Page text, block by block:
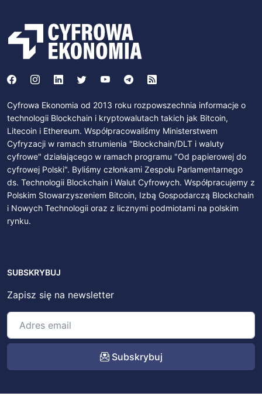
Cyfrowa Ekonomia od 2013 roku rozpowszechnia informacje o
technologii Blockchain i kryptowalutach takich jak Bitcoin,
Litecoin i Ethereum. Współpracowaliśmy Ministerstwem
Cyfryzacji w ramach strumienia "Blockchain/DLT i waluty
cyfrowe" działającego w ramach programu "Od papierowej do
cyfrowej Polski". Byliśmy członkami Zespołu Parlamentarnego
ds. Technologii Blockchain i Walut Cyfrowych. Współpracujemy z
Polskim Stowarzyszeniem Bitcoin, Izbą Gospodarczą Blockchain
i Nowych Technologii oraz z licznymi podmiotami na polskim
rynku.
SUBSKRYBUJ
Zapisz się na newsletter
Subskrybuj